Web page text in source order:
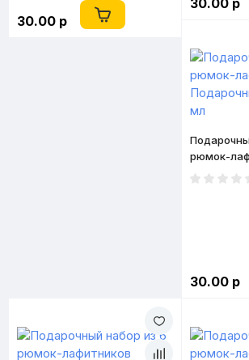
30.00 р
30.00 р
рюмок-
30.00 р